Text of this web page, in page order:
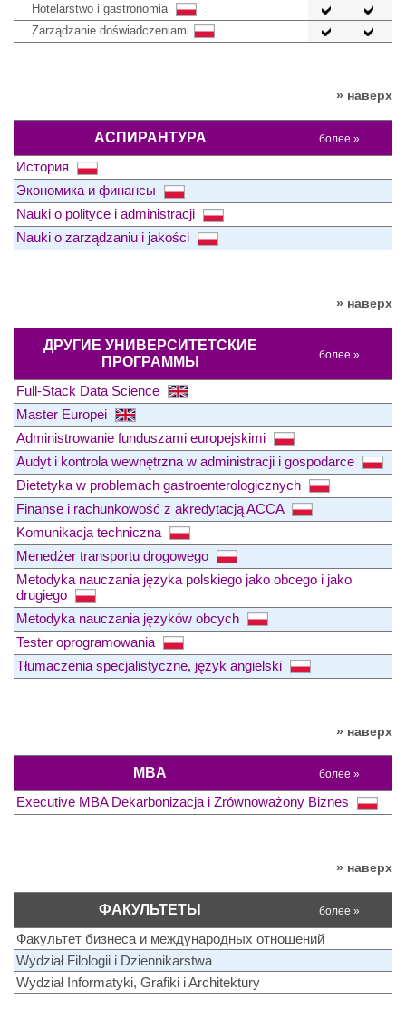
Hotelarstwo i gastronomia
Zarządzanie doświadczeniami
» наверх
АСПИРАНТУРА более »
История
Экономика и финансы
Nauki o polityce i administracji
Nauki o zarządzaniu i jakości
» наверх
ДРУГИЕ УНИВЕРСИТЕТСКИЕ
ПРОГРАММЫ
более »
Full-Stack Data Science
Master Europei
Administrowanie funduszami europejskimi
Audyt i kontrola wewnętrzna w administracji i gospodarce
Dietetyka w problemach gastroenterologicznych
Finanse i rachunkowość z akredytacją ACCA
Komunikacja techniczna
Menedżer transportu drogowego
Metodyka nauczania języka polskiego jako obcego i jako
drugiego
Metodyka nauczania języków obcych
Tester oprogramowania
Tłumaczenia specjalistyczne, język angielski
» наверх
MBA более »
Executive MBA Dekarbonizacja i Zrównoważony Biznes
» наверх
ФАКУЛЬТЕТЫ более »
Факультет бизнеса и международных отношений
Wydział Filologii i Dziennikarstwa
Wydział Informatyki, Grafiki i Architektury